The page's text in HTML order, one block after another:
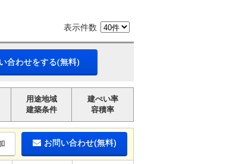
表示件数
合わせをする(無料)
用途地域
建築条件
建ぺい率
容積率
お問い合わせ(無料)